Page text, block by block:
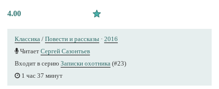
4.00
Классика / Повести и рассказы · 2016
Читает Сергей Сазонтьев
Входит в серию Записки охотника (#23)
1 час 37 минут